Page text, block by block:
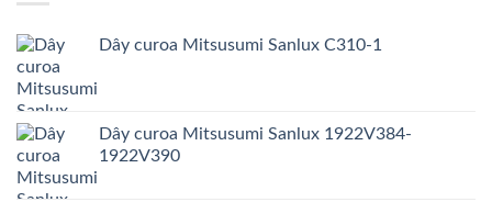
Dây curoa Mitsusumi Sanlux C310-1
Dây curoa Mitsusumi Sanlux 1922V384-
1922V390